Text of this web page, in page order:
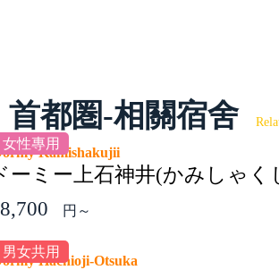
首都圏-相關宿舍
女性專用
Kamishakujii
ーミー上石神井(かみしゃく
円～
男女共用
Hachioji-Otsuka